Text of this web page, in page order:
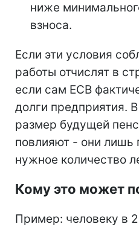
ниже
взноса.
Если эти условия
работы отчислят в
если сам ЕСВ
долги предприятия.
размер будущей
повлияют - они лишь
нужное количество
Кому это может
Пример: человеку в